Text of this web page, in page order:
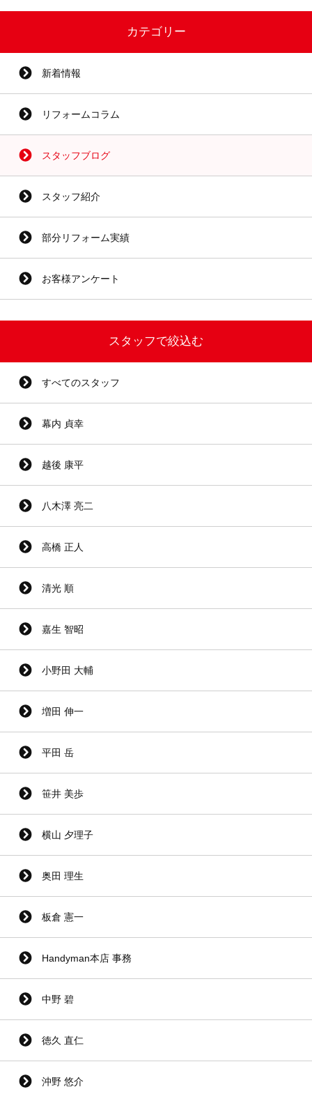
カテゴリー
新着情報
リフォームコラム
スタッフブログ
スタッフ紹介
部分リフォーム実績
お客様アンケート
スタッフで絞込む
すべてのスタッフ
幕内 貞幸
越後 康平
八木澤 亮二
高橋 正人
清光 順
嘉生 智昭
小野田 大輔
増田 伸一
平田 岳
笹井 美歩
横山 夕理子
奥田 理生
板倉 憲一
Handyman本店 事務
中野 碧
徳久 直仁
沖野 悠介